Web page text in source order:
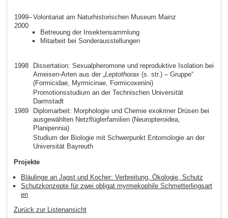
1999–
2000
Volontariat am Naturhistorischen Museum Mainz
Betreuung der Insektensammlung
Mitarbeit bei Sonderausstellungen
1998
Dissertation: Sexualpheromone und reproduktive Isolation bei
Ameisen-Arten aus der „Leptothorax(s. str.) – Gruppe“
(Formicidae, Myrmicinae, Formicoxenini)
Promotionsstudium an der Technischen Universität
Darmstadt
1989
Diplomarbeit: Morphologie und Chemie exokriner Drüsen bei
ausgewählten Netzflüglerfamilien (Neuropteroidea,
Planipennia)
Studium der Biologie mit Schwerpunkt Entomologie an der
Universität Bayreuth
Projekte
Bläulinge an Jagst und Kocher: Verbreitung, Ökologie, Schutz
Schutzkonzepte für zwei obligat myrmekophile Schmetterlingsart
en
Zurück zur Listenansicht